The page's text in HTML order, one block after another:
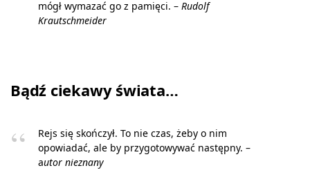
mógł wymazać go z pamięci. – Rudolf
Krautschmeider
Bądź ciekawy świata…
Rejs się skończył. To nie czas, żeby o nim
opowiadać, ale by przygotowywać następny. –
autor nieznany